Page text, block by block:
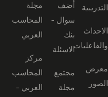
التدريبية
الاحداث
والفاعليات
معرض
الصور
أضف
سوال -
بنك
الاسئلة
مجتمع
مجلة
مجلة
المحاسب
العربي
مركز
المحاسب
العربي -